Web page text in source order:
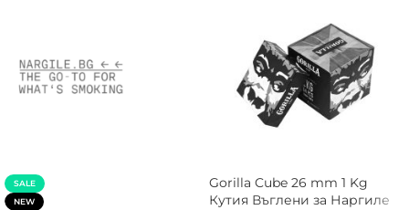
SALE
NEW
Gorilla Cube 26 mm 1 Kg
Кутия Въглени за Наргиле